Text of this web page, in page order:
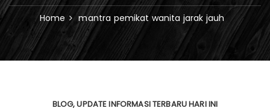
Home mantra pemikat wanita jarak jauh
BLOG UPDATE INFORMASI TERBARU HARI INI